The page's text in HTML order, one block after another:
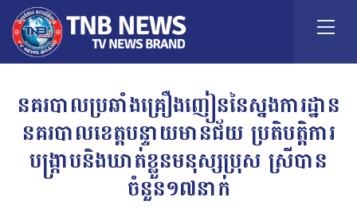
នគរបាល​ប្រឆាំង​គ្រឿងញៀន​នៃ​ស្នង​ការ​ដ្ឋាន​
នគរបាល​ខេត្ត​បន្ទាយមានជ័យ​​ ប្រតិបត្តិការ​
បង្ក្រាប​និង​ឃាត់​ខ្លួន​មនុស្ស​ប្រុស​ ស្រី​បាន​
ចំនួន​១៧នាក់​